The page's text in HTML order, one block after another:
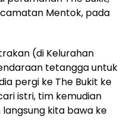
Mentok, pada
(di Kelurahan
tetangga untuk
pergi ke The Bukit ke
istri, tim kemudian
kita bawa ke